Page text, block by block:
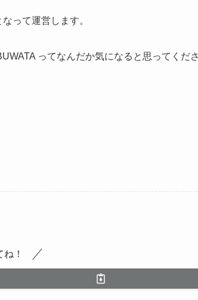
って運営します。
ってなんだか気になると思ってくだ
！